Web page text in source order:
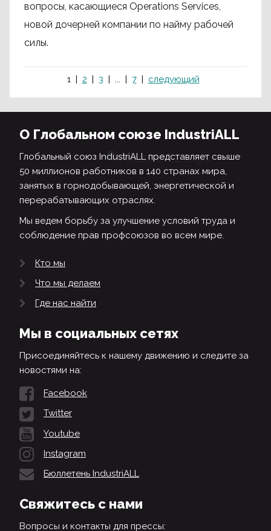
вопросы, касающиеся Operations Services,
новой дочерней компании по найму рабочей
силы.
1 2 3 ... 7 следующий
О Глобальном союзе IndustriALL
Глобальный союз IndustriALL представляет свыше
50 миллионов работников в 140 странах мира,
занятых в горнодобывающей, энергетической и
перерабатывающих отраслях.
Мы ведем борьбу за улучшение условий труда и
соблюдение прав профсоюзов во всем мире.
Кто мы
Что мы делаем
Где нас найти
Мы в социальных сетях
Присоединяйтесь к нашему движению и следите за
новостями на:
Facebook
Twitter
Youtube
Instagram
Бюллетень IndustriALL
Свяжитесь с нами
Вопросы и контакты для прессы: